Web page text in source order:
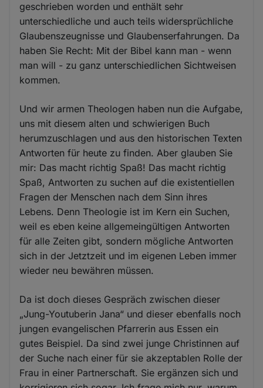
geschrieben worden und enthält sehr
unterschiedliche und auch teils widersprüchliche
Glaubenszeugnisse und Glaubenserfahrungen. Da
haben Sie Recht: Mit der Bibel kann man - wenn
man will - zu ganz unterschiedlichen Sichtweisen
kommen.
Und wir armen Theologen haben nun die Aufgabe,
uns mit diesem alten und schwierigen Buch
herumzuschlagen und aus den historischen Texten
Antworten für heute zu finden. Aber glauben Sie
mir: Das macht richtig Spaß! Das macht richtig
Spaß, Antworten zu suchen auf die existentiellen
Fragen der Menschen nach dem Sinn ihres
Lebens. Denn Theologie ist im Kern ein Suchen,
weil es eben keine allgemeingültigen Antworten
für alle Zeiten gibt, sondern mögliche Antworten
sich in der Jetztzeit und im eigenen Leben immer
wieder neu bewähren müssen.
Da ist doch dieses Gespräch zwischen dieser
„Jung-Youtuberin Jana“ und dieser ebenfalls noch
jungen evangelischen Pfarrerin aus Essen ein
gutes Beispiel. Da sind zwei junge Christinnen auf
der Suche nach einer für sie akzeptablen Rolle der
Frau in einer Partnerschaft. Sie ergänzen sich und